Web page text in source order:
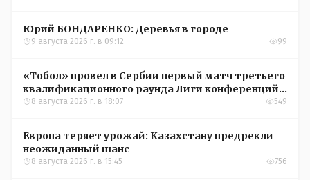
Юрий БОНДАРЕНКО: Деревья в городе
9 августа 2026 г. в 09:12 99
«Тобол» провел в Сербии первый матч третьего
квалификационного раунда Лиги конференций
УЕФА
8 августа 2026 г. в 18:07 549
Европа теряет урожай: Казахстану предрекли
неожиданный шанс
8 августа 2026 г. в 15:45 756